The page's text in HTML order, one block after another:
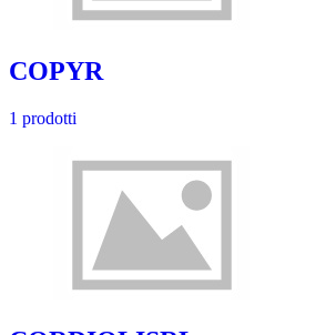
COPYR
1 prodotti